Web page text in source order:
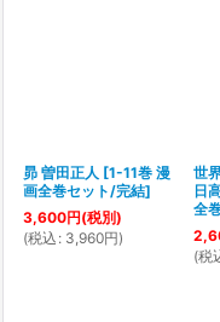
昴 曽田正人 [1-11巻 漫
画全巻セット/完結]
3,600円(税別)
(税込 : 3,960円)
世
日
全
(税